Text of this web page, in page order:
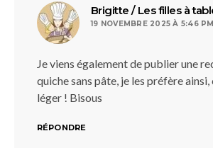
Brigitte / Les filles à
19 NOVEMBRE 2025 À 5:46 PM
Je viens également de publier une
quiche sans pâte, je les préfère ainsi,
léger ! Bisous
RÉPONDRE